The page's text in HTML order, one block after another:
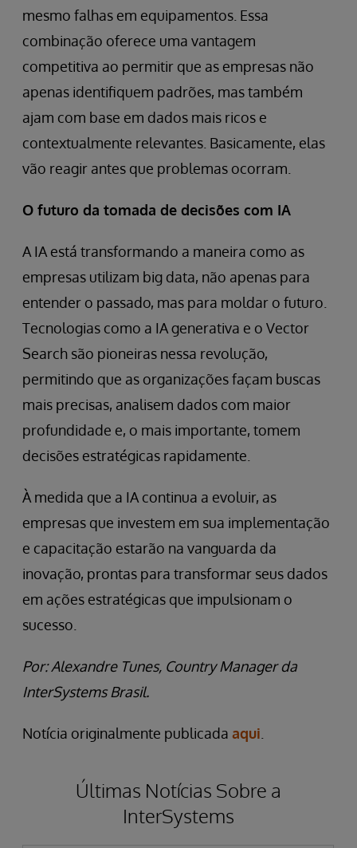
mesmo falhas em equipamentos. Essa
combinação oferece uma vantagem
competitiva ao permitir que as empresas não
apenas identifiquem padrões, mas também
ajam com base em dados mais ricos e
contextualmente relevantes. Basicamente, elas
vão reagir antes que problemas ocorram.
O futuro da tomada de decisões com IA
A IA está transformando a maneira como as
empresas utilizam big data, não apenas para
entender o passado, mas para moldar o futuro.
Tecnologias como a IA generativa e o Vector
Search são pioneiras nessa revolução,
permitindo que as organizações façam buscas
mais precisas, analisem dados com maior
profundidade e, o mais importante, tomem
decisões estratégicas rapidamente.
À medida que a IA continua a evoluir, as
empresas que investem em sua implementação
e capacitação estarão na vanguarda da
inovação, prontas para transformar seus dados
em ações estratégicas que impulsionam o
sucesso.
Por: Alexandre Tunes, Country Manager da
InterSystems Brasil.
Notícia originalmente publicada aqui
Últimas Notícias Sobre a
InterSystems